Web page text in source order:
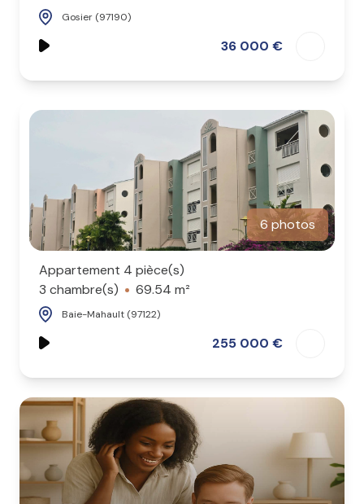
Gosier (97190)
36 000 €
6 photos
Appartement 4 pièce(s)
3 chambre(s)
69.54 m²
Baie-Mahault (97122)
255 000 €